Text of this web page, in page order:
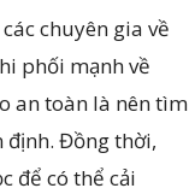
chuyên gia về
phối mạnh về
an toàn là nên tìm
định. Đồng thời,
để có thể cải